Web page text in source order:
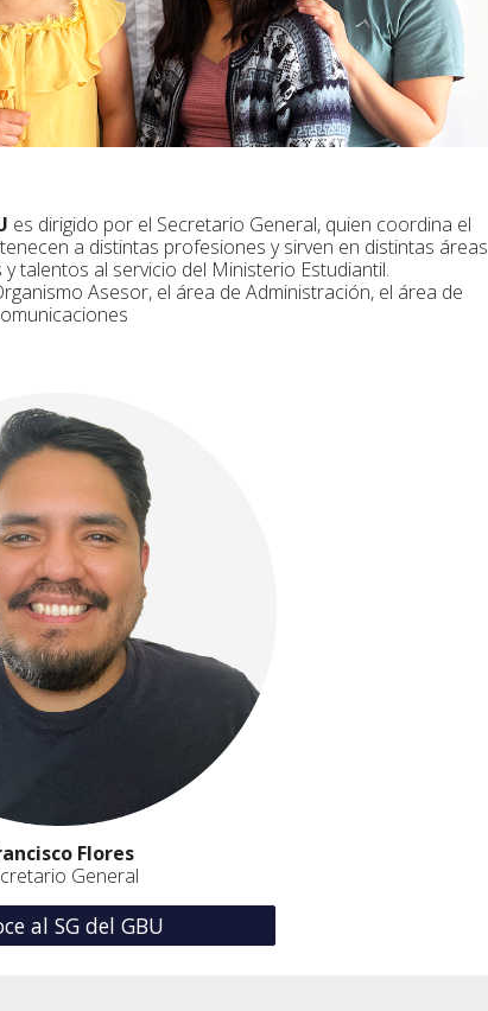
es dirigido por el Secretario General, quien coordina el
a distintas profesiones y sirven en distintas áreas
talentos al servicio del Ministerio Estudiantil.
Asesor, el área de Administración, el área de
Flores
General
al SG del GBU